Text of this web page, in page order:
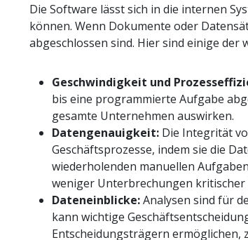
Die Software lässt sich in die internen
können. Wenn Dokumente oder
abgeschlossen sind. Hier sind einige
Geschwindigkeit und
bis eine programmierte Aufgabe
gesamte Unternehmen auswirken.
Datengenauigkeit: Die Integrität
Geschäftsprozesse, indem sie die
wiederholenden manuellen
weniger Unterbrechungen kritischer
Dateneinblicke:Analysen sind für
kann wichtige
Entscheidungsträgern ermöglichen,